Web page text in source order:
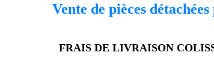
Vente de pièces
FRAIS DE LIVRAISON